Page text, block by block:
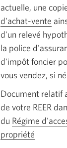
actuelle, une
d'achat-vente Une
d'un relevé
la police
d'impôt foncier
vous vendez, si
Document relatif
de votre REER
du Régime
propriété